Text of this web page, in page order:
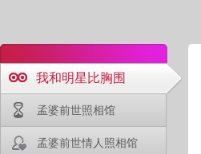
我和明星比胸围
孟婆前世照相馆
孟婆前世情人照相馆